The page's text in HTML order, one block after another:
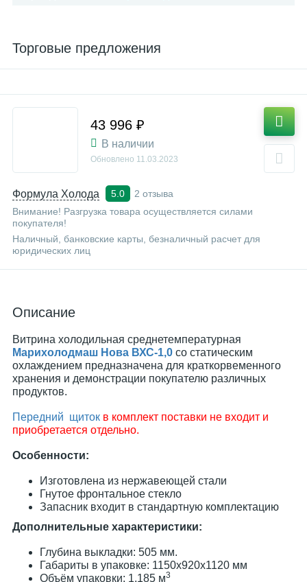
Торговые предложения
Формула Холода 5.0
2 отзыва
Внимание! Разгрузка товара осуществляется силами
покупателя!
Наличный, банковские карты, безналичный расчет для
юридических лиц
43 996 ₽
В наличии
Обновлено 11.03.2023
Описание
Витрина холодильная среднетемпературная
Марихолодмаш Нова ВХС-1,0 со статическим
охлаждением предназначена для краткорвеменного
хранения и демонстрации покупателю различных
продуктов.
Передний щиток в комплект поставки не входит и
приобретается отдельно.
Особенности:
Изготовлена из нержавеющей стали
Гнутое фронтальное стекло
Запасник входит в стандартную комплектацию
Дополнительные характеристики:
Глубина выкладки: 505 мм.
Габариты в упаковке: 1150х920х1120 мм
Объём упаковки: 1,185 м3